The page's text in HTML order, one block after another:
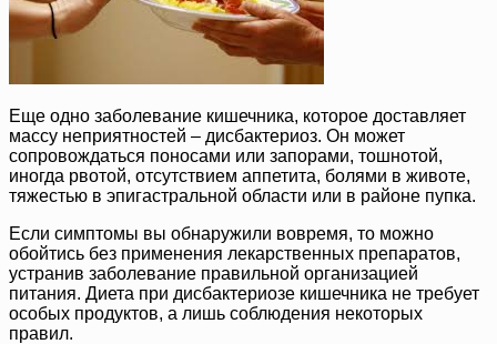
Еще одно заболевание кишечника, которое доставляет
массу неприятностей – дисбактериоз. Он может
сопровождаться поносами или запорами, тошнотой,
иногда рвотой, отсутствием аппетита, болями в животе,
тяжестью в эпигастральной области или в районе пупка.
Если симптомы вы обнаружили вовремя, то можно
обойтись без применения лекарственных препаратов,
устранив заболевание правильной организацией
питания. Диета при дисбактериозе кишечника не требует
особых продуктов, а лишь соблюдения некоторых
правил.